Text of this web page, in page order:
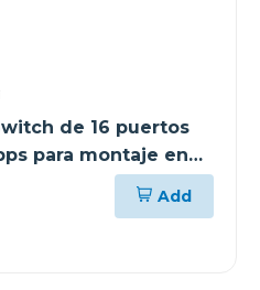
de 16 puertos
para montaje en
Add